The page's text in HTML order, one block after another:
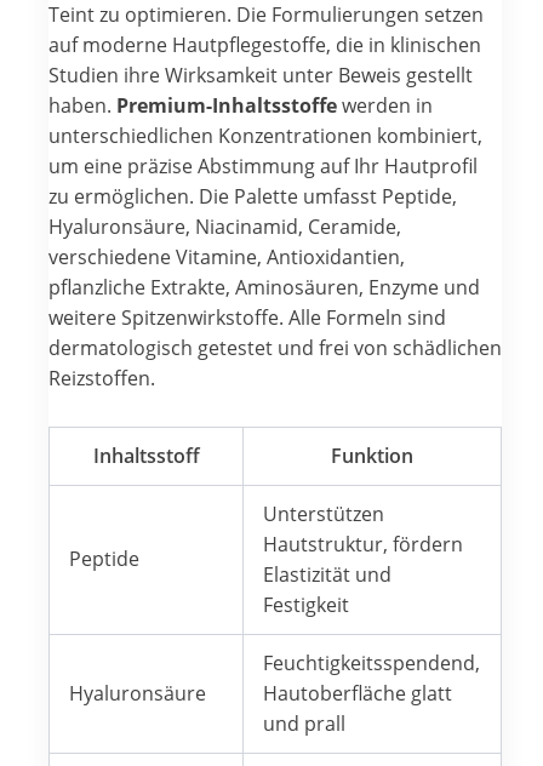
Teint zu optimieren. Die Formulierungen setzen
auf moderne Hautpflegestoffe, die in klinischen
Studien ihre Wirksamkeit unter Beweis gestellt
haben. Premium-Inhaltsstoffewerden in
unterschiedlichen Konzentrationen kombiniert,
um eine präzise Abstimmung auf Ihr Hautprofil
zu ermöglichen. Die Palette umfasst Peptide,
Hyaluronsäure, Niacinamid, Ceramide,
verschiedene Vitamine, Antioxidantien,
pflanzliche Extrakte, Aminosäuren, Enzyme und
weitere Spitzenwirkstoffe. Alle Formeln sind
dermatologisch getestet und frei von schädlichen
Reizstoffen.
Inhaltsstoff Funktion
Peptide
Unterstützen
Hautstruktur, fördern
Elastizität und
Festigkeit
Hyaluronsäure
Feuchtigkeitsspendend,
Hautoberfläche glatt
und prall